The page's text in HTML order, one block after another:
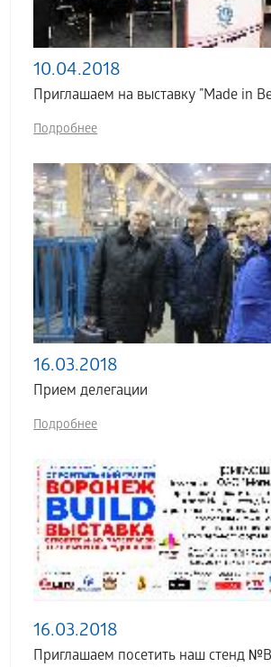
10.04.2018
Приглашаем на выставку ”Made in
Подробнее
16.03.2018
Прием делегации
Подробнее
16.03.2018
Приглашаем посетить наш стенд